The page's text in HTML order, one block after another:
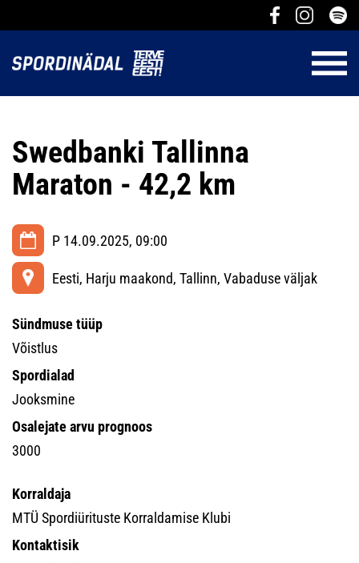
Swedbanki Tallinna
Maraton - 42,2 km
P 14.09.2025, 09:00
Eesti, Harju maakond, Tallinn, Vabaduse väljak
Sündmuse tüüp
Võistlus
Spordialad
Jooksmine
Osalejate arvu prognoos
3000
Korraldaja
MTÜ Spordiürituste Korraldamise Klubi
Kontaktisik